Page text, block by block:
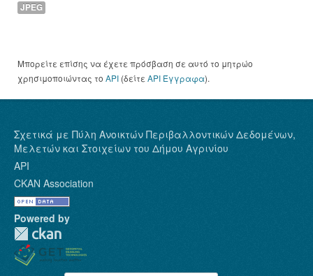
JPEG
Μπορείτε επίσης να έχετε πρόσβαση σε αυτό το μητρώο
χρησιμοποιώντας το API (δείτε API Έγγραφα).
Σχετικά με Πύλη Ανοικτών Περιβαλλοντικών Δεδομένων,
Μελετών και Στοιχείων του Δήμου Αγρινίου
API
CKAN Association
Powered by